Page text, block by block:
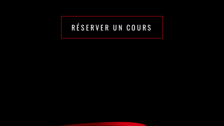
RÉSERVER UN COURS